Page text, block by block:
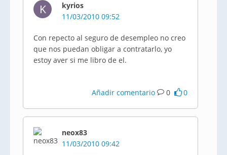
K
kyrios
11/03/2010 09:52
Con repecto al seguro de desempleo no creo
que nos puedan obligar a contratarlo, yo
estoy aver si me libro de el.
Añadir comentario 0 0
neox83
11/03/2010 09:42